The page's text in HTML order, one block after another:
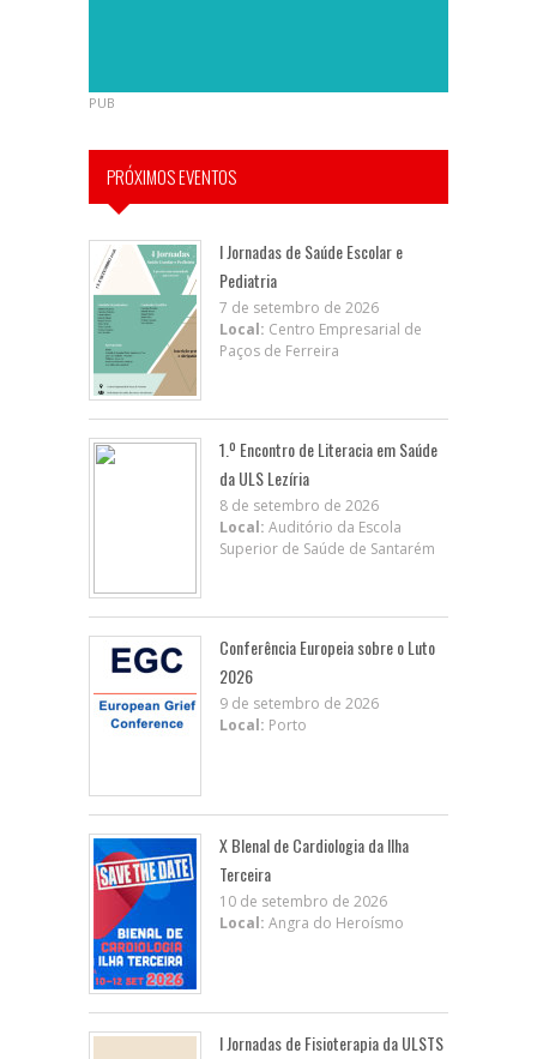
PUB
PRÓXIMOS EVENTOS
I Jornadas de Saúde Escolar e
Pediatria
7 de setembro de 2026
Local: Centro Empresarial de
Paços de Ferreira
1.º Encontro de Literacia em Saúde
da ULS Lezíria
8 de setembro de 2026
Local: Auditório da Escola
Superior de Saúde de Santarém
Conferência Europeia sobre o Luto
2026
9 de setembro de 2026
Local: Porto
X BIenal de Cardiologia da Ilha
Terceira
10 de setembro de 2026
Local: Angra do Heroísmo
I Jornadas de Fisioterapia da ULSTS